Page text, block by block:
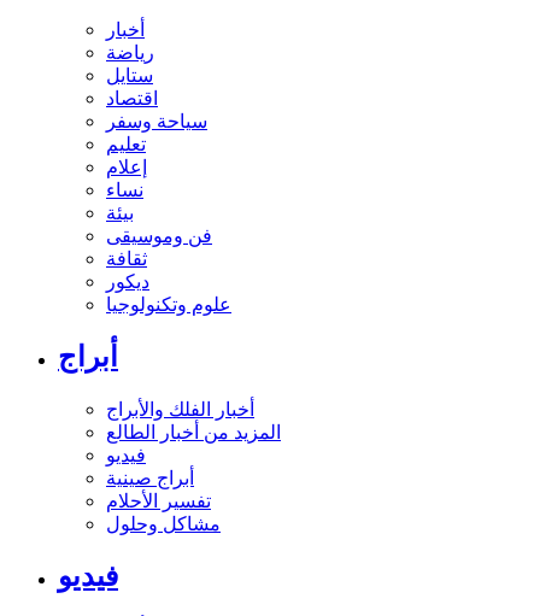
أخبار
رياضة
ستايل
اقتصاد
سياحة وسفر
تعليم
إعلام
نساء
بيئة
فن وموسيقى
ثقافة
ديكور
علوم وتكنولوجيا
أبراج
أخبار الفلك والأبراج
المزيد من أخبار الطالع
فيديو
أبراج صينية
تفسير الأحلام
مشاكل وحلول
فيديو